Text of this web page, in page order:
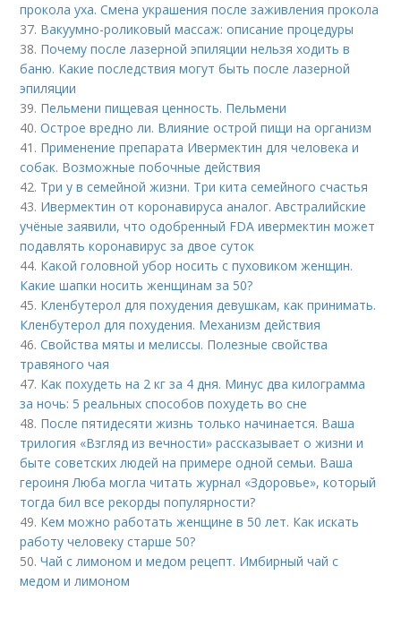
прокола уха. Смена украшения после заживления прокола
37. Вакуумно-роликовый массаж: описание процедуры
38. Почему после лазерной эпиляции нельзя ходить в
баню. Какие последствия могут быть после лазерной
эпиляции
39. Пельмени пищевая ценность. Пельмени
40.Острое вредно ли. Влияние острой пищи на организм
41. Применение препарата Ивермектин для человека и
собак. Возможные побочные действия
42. Три у в семейной жизни. Три кита семейного счастья
43. Ивермектин от коронавируса аналог. Австралийские
учёные заявили, что одобренный FDA ивермектин может
подавлять коронавирус за двое суток
44. Какой головной убор носить с пуховиком женщин.
Какие шапки носить женщинам за 50?
45. Кленбутерол для похудения девушкам, как принимать.
Кленбутерол для похудения. Механизм действия
46.Свойства мяты и мелиссы. Полезные свойства
травяного чая
47. Как похудеть на 2 кг за 4 дня. Минус два килограмма
за ночь: 5 реальных способов похудеть во сне
48. После пятидесяти жизнь только начинается. Ваша
трилогия «Взгляд из вечности» рассказывает о жизни и
быте советских людей на примере одной семьи. Ваша
героиня Люба могла читать журнал «Здоровье», который
тогда бил все рекорды популярности?
49. Кем можно работать женщине в 50 лет. Как искать
работу человеку старше 50?
50.Чай с лимоном и медом рецепт. Имбирный чай с
медом и лимоном